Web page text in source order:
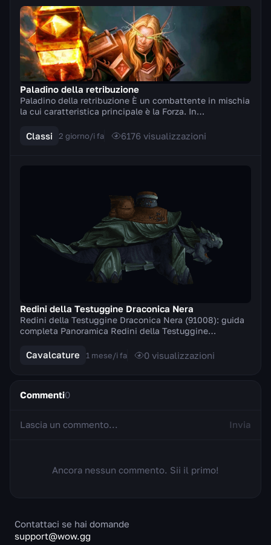
Paladino della retribuzione
Paladino della retribuzione È un combattente in mischia
la cui caratteristica principale è la Forza. In
Classi 2 giorno/i fa 6176 visualizzazioni
Redini della Testuggine Draconica Nera
Redini della Testuggine Draconica Nera (91008): guida
completa Panoramica Redini della Testuggine
Cavalcature 1 mese/i fa 0 visualizzazioni
Commenti0
Invia
Ancora nessun commento. Sii il primo!
Contattaci se hai domande
support@wow.gg